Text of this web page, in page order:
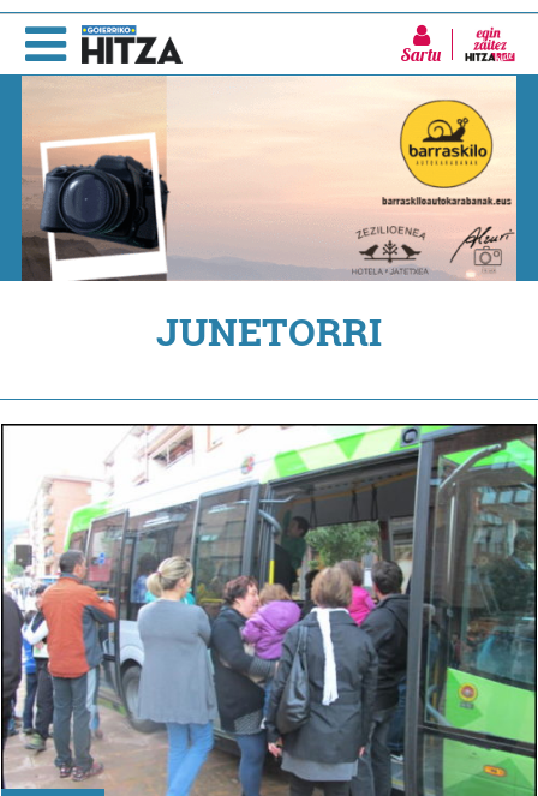
Sartu
JUNETORRI